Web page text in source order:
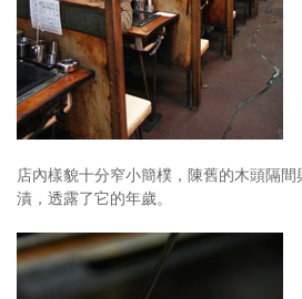
店內樣貌十分窄小簡樸，陳舊的木頭隔
漬，透露了它的年歲。